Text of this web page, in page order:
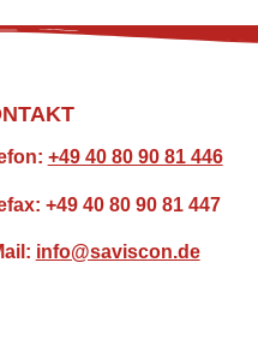
+49 40 80 90 81 446
+49 40 80 90 81 447
info@saviscon.de